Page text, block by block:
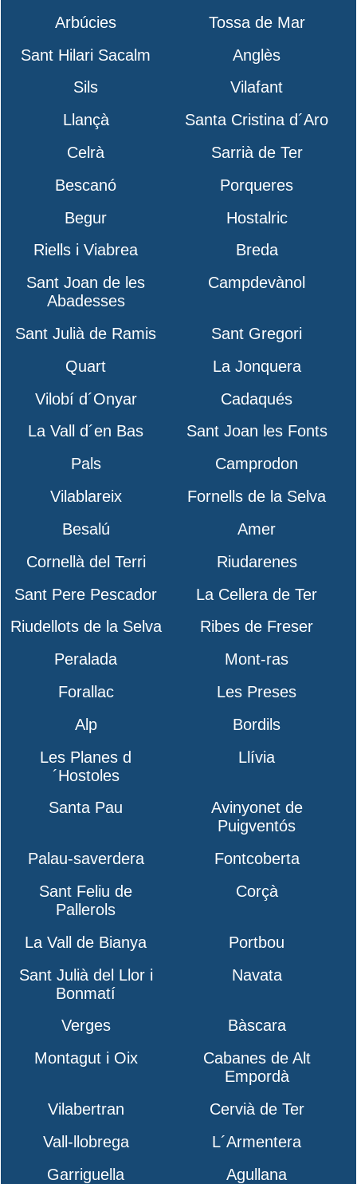
Arbúcies
Tossa de Mar
Sant Hilari Sacalm
Anglès
Sils
Vilafant
Llançà
Santa Cristina d´Aro
Celrà
Sarrià de Ter
Bescanó
Porqueres
Begur
Hostalric
Riells i Viabrea
Breda
Sant Joan de les
Abadesses
Campdevànol
Sant Julià de Ramis
Sant Gregori
Quart
La Jonquera
Vilobí d´Onyar
Cadaqués
La Vall d´en Bas
Sant Joan les Fonts
Pals
Camprodon
Vilablareix
Fornells de la Selva
Besalú
Amer
Cornellà del Terri
Riudarenes
Sant Pere Pescador
La Cellera de Ter
Riudellots de la Selva
Ribes de Freser
Peralada
Mont-ras
Forallac
Les Preses
Alp
Bordils
Les Planes d
´Hostoles
Llívia
Santa Pau
Avinyonet de
Puigventós
Palau-saverdera
Fontcoberta
Sant Feliu de
Pallerols
Corçà
La Vall de Bianya
Portbou
Sant Julià del Llor i
Bonmatí
Navata
Verges
Bàscara
Montagut i Oix
Cabanes de Alt
Empordà
Vilabertran
Cervià de Ter
Vall-llobrega
L´Armentera
Garriguella
Agullana